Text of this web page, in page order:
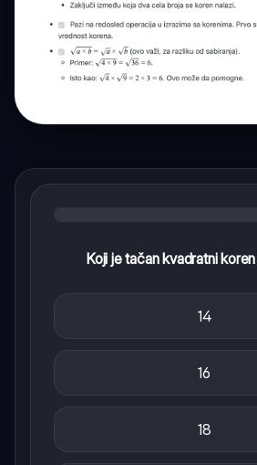
Koji je tačan kvadratni
14
16
18